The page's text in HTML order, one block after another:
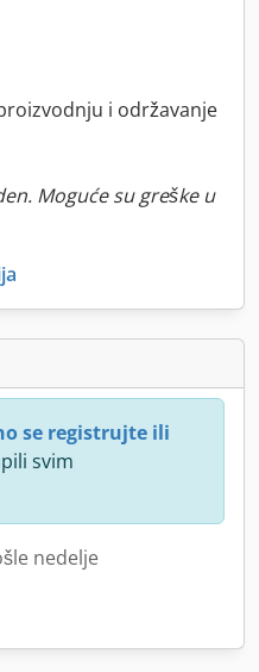
i održavanje
Moguće su greške u
se registrujte ili
svim
nedelje